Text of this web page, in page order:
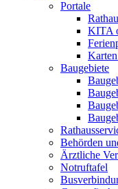
Portale
KITA
Baugebiete
Behörden
Ärztliche
Notruftafel